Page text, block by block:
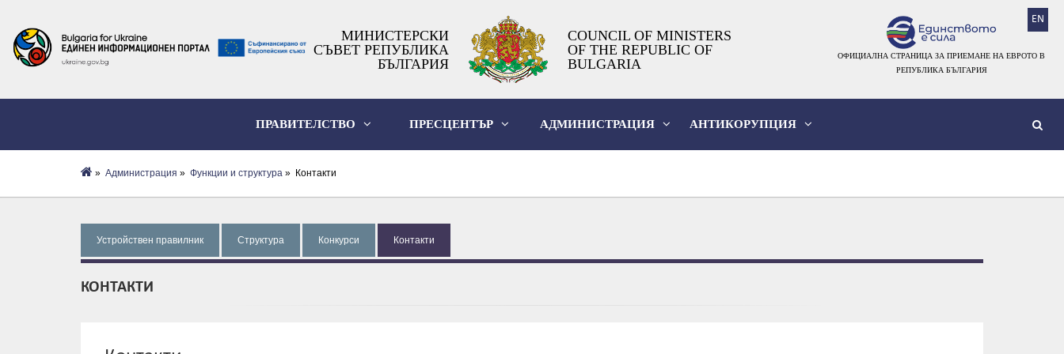
EN
МИНИСТЕРСКИ
СЪВЕТ РЕПУБЛИКА
БЪЛГАРИЯ
COUNCIL OF MINISTERS
OF THE REPUBLIC OF
BULGARIA
ОФИЦИАЛНА СТРАНИЦА ЗА ПРИЕМАНЕ НА ЕВРОТО В
РЕПУБЛИКА БЪЛГАРИЯ
ПРАВИТЕЛСТВО ПРЕСЦЕНТЪР АДМИНИСТРАЦИЯ АНТИКОРУПЦИЯ
» Администрация » Функции и структура » Контакти
Устройствен правилник Структура Конкурси Контакти
КОНТАКТИ